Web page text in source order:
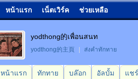
หน้าแรก เน็ตเวิร์ค ช่วยเหลือ
yodthong的เพื่อนสนท
yodthong的主頁 ส่งคำทักทาย
หน้าแรก ทักทาย บล๊อก อัลบั้ม แชร์